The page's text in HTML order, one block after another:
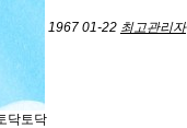
1967 01-22 최고관리자
닥토닥